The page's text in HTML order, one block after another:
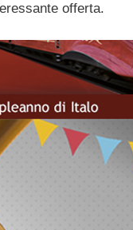
offerta.